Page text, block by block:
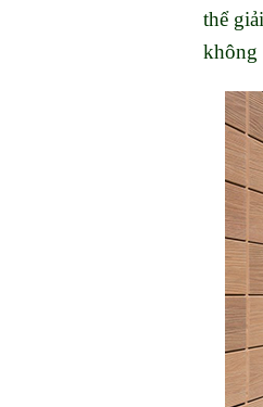
thể
không